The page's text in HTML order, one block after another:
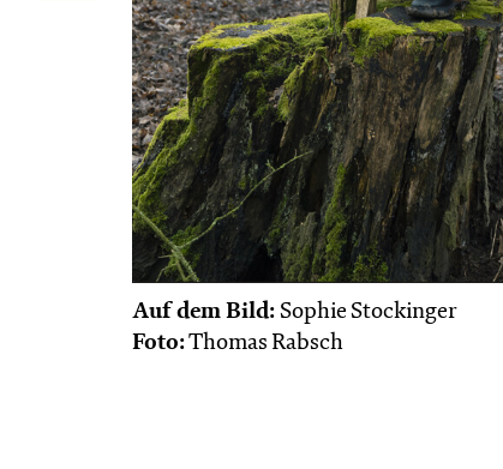
Auf dem Bild: Sophie Stockinger
Foto:Thomas Rabsch